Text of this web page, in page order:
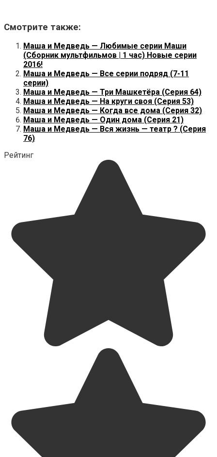
Смотрите также:
Маша и Медведь — Любимые серии Маши
(Сборник мультфильмов | 1 час) Новые серии
2016!
Маша и Медведь — Все серии подряд (7-11
серии)
Маша и Медведь — Три Машкетёра (Серия 64)
Маша и Медведь — На круги своя (Серия 53)
Маша и Медведь — Когда все дома (Серия 32)
Маша и Медведь — Один дома (Серия 21)
Маша и Медведь — Вся жизнь — театр ? (Серия
76)
Рейтинг